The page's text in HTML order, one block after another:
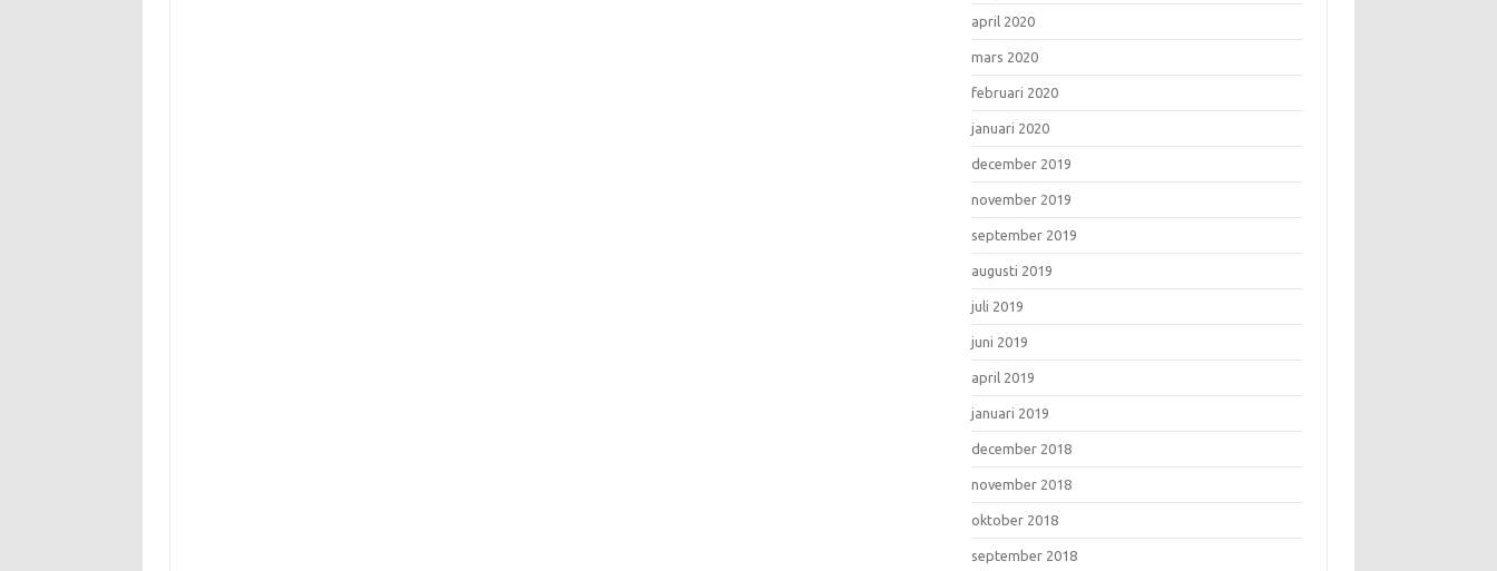
april 2020
mars 2020
februari 2020
januari 2020
december 2019
november 2019
september 2019
augusti 2019
juli 2019
juni 2019
april 2019
januari 2019
december 2018
november 2018
oktober 2018
september 2018